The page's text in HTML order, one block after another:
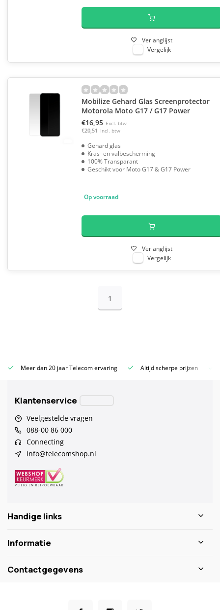
Verlanglijst
Vergelijk
Mobilize Gehard Glas Screenprotector
Motorola Moto G17 / G17 Power
€16,95 Excl. btw
€20,51 Incl. btw
Gehard glas
Kras- en valbescherming
100% Transparant
Geschikt voor Moto G17 & G17 Power
Op voorraad
Verlanglijst
Vergelijk
1
Meer dan 20 jaar Telecom ervaring Altijd scherpe prijzen
Klantenservice
Veelgestelde vragen
088-00 86 000
Connecting
Info@telecomshop.nl
Handige links
Informatie
Contactgegevens